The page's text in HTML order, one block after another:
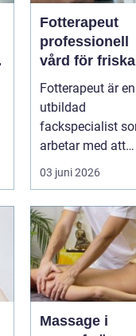
Fotterapeut
professionell
vård för friska
och starkare
fötter
Fotterapeut är en
utbildad
fackspecialist
arbetar med att
förebygga,
behandla och
problem...
03 juni 2026
Massage i